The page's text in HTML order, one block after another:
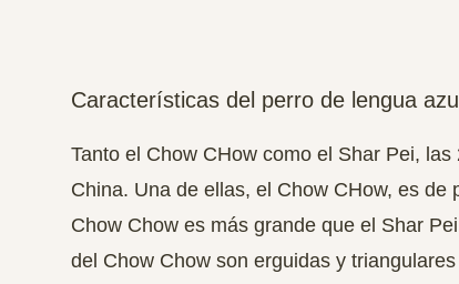
Características del perro de lengua azul
Tanto el Chow CHow como el Shar Pei,
China. Una de ellas, el Chow CHow, es de
Chow Chow es más grande que el Shar
del Chow Chow son erguidas y